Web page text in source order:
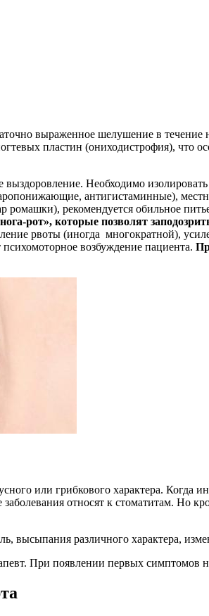
выраженное шелушение в течение
пластин (ониходистрофия), что
Необходимо
антигистаминные),
ромашки), рекомендуется обильное
рот», которые позволят
рвоты (иногда многократной),
возбуждение пациента.
или грибкового характера. Когда
относят к стоматитам. Но
высыпания различного характера,
При появлении первых симптомов